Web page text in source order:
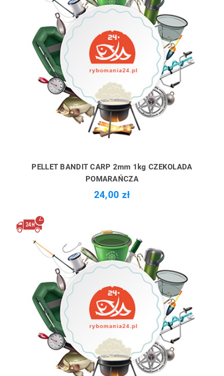
PELLET BANDIT CARP 2mm 1kg CZEKOLADA
POMARAŃCZA
24,00 zł